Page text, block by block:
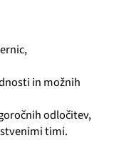
in možnih
odločitev,
timi.